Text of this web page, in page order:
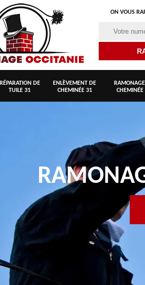
ON VOUS
RÉPARATION DE
TUILE 31
ENLÈVEMENT DE
CHEMINÉE 31
CHEMINÉE